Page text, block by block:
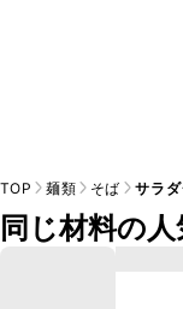
TOP 麺類 そば サラ
同じ材料の